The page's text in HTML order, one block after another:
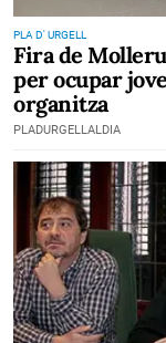
PLA D' URGELL
Fira de
per ocupar
organitza
PLADURGELLALDIA